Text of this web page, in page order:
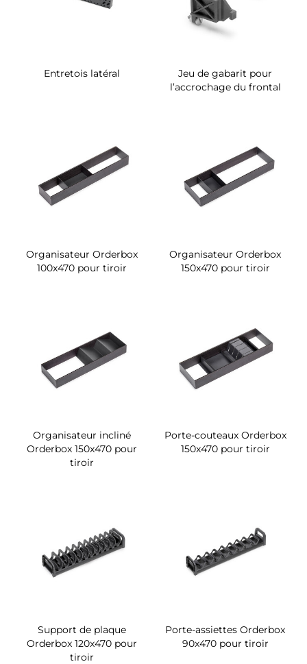
Entretois latéral
Jeu de gabarit pour
l’accrochage du frontal
Organisateur Orderbox
100x470 pour tiroir
Organisateur Orderbox
150x470 pour tiroir
Organisateur incliné
Orderbox 150x470 pour
tiroir
Porte-couteaux Orderbox
150x470 pour tiroir
Support de plaque
Orderbox 120x470 pour
tiroir
Porte-assiettes Orderbox
90x470 pour tiroir